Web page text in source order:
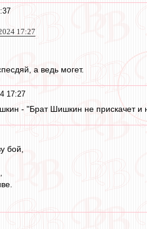
17:27
а ведь могет.
17:27
- "Брат Шишкин не прискачет
бой,